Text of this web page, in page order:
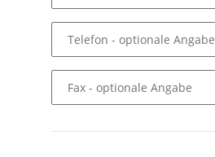
Telefon - optionale Angabe
Fax - optionale Angabe